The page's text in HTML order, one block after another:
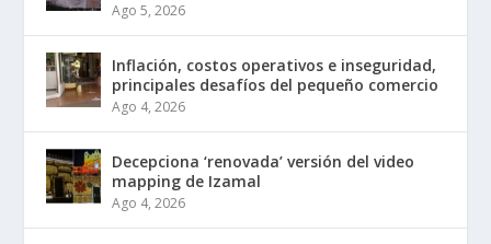
Ago 5, 2026
Inflación, costos operativos e inseguridad,
principales desafíos del pequeño comercio
Ago 4, 2026
Decepciona ‘renovada’ versión del video
mapping de Izamal
Ago 4, 2026